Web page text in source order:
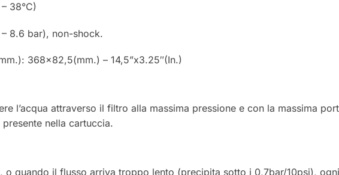
38°C)
8.6 bar), non-shock.
368×82,5(mm.) – 14,5”x3.25″(In.)
l’acqua attraverso il filtro alla massima pressione e con la massima
nella cartuccia.
o quando il flusso arriva troppo lento (precipita sotto i 0,7bar/10psi),